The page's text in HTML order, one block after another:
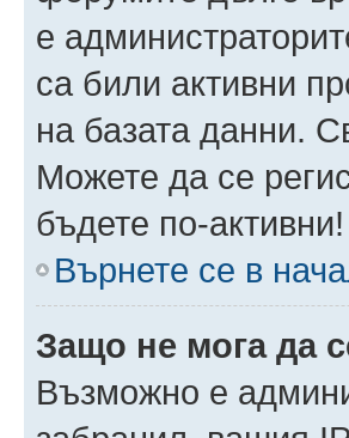
е
са били активни
на базата данни.
Можете да се
бъдете по-активни!
Върнете се в
Защо не мога да
Възможно е